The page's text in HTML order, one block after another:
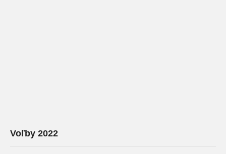
Voľby 2022